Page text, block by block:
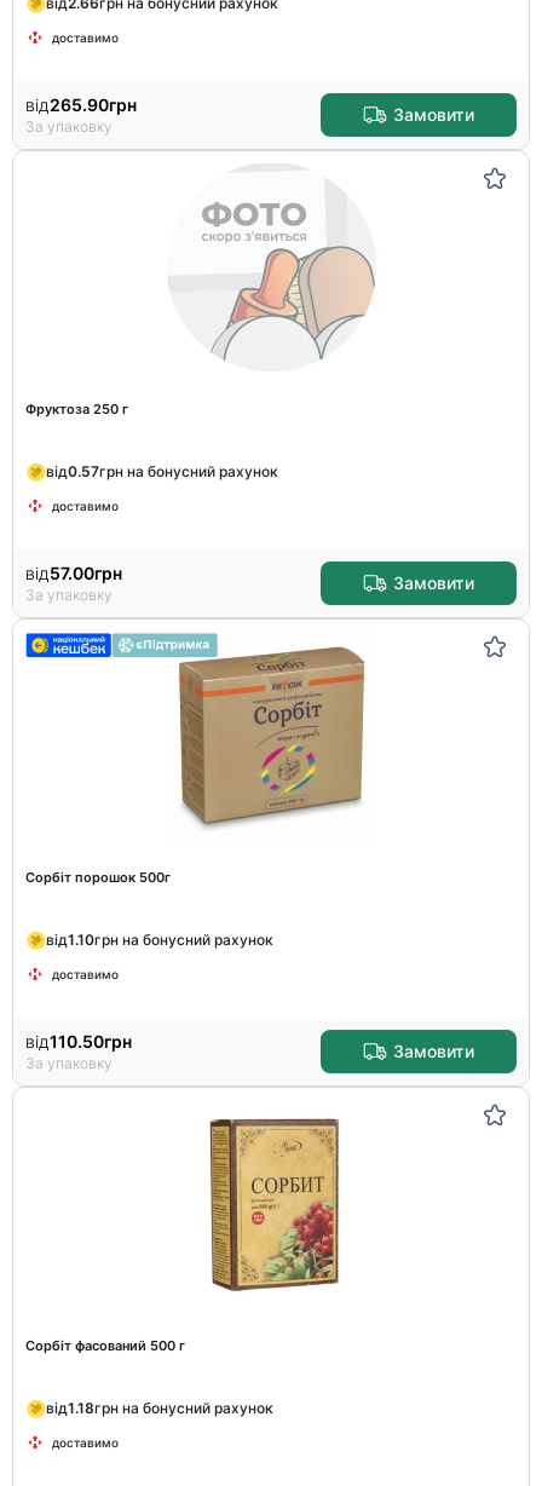
доставимо
від265.90грн
За упаковку
Замовити
Фруктоза 250 г
від0.57грн на бонусний рахунок
доставимо
від57.00грн
За упаковку
Замовити
Сорбіт порошок 500г
від1.10грн на бонусний рахунок
доставимо
від110.50грн
За упаковку
Замовити
Сорбіт фасований 500 г
від1.18грн на бонусний рахунок
доставимо